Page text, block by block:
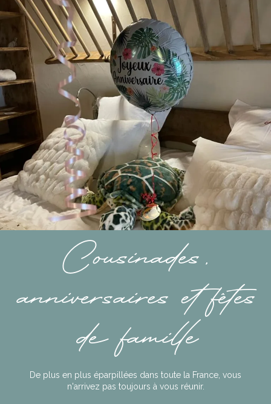
Cousinades,
anniversaires et fêtes
de famille
De plus en plus éparpillées dans toute la France, vous
n'arrivez pas toujours à vous réunir.